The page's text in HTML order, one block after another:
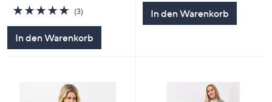
4.7
von
5
(3)
In den Warenkorb
In den Warenkorb